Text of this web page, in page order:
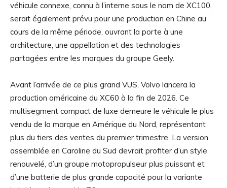
véhicule connexe, connu à l’interne sous le nom de XC100,
serait également prévu pour une production en Chine au
cours de la même période, ouvrant la porte à une
architecture, une appellation et des technologies
partagées entre les marques du groupe Geely.
Avant l’arrivée de ce plus grand VUS, Volvo lancera la
production américaine du XC60 à la fin de 2026. Ce
multisegment compact de luxe demeure le véhicule le plus
vendu de la marque en Amérique du Nord, représentant
plus du tiers des ventes du premier trimestre. La version
assemblée en Caroline du Sud devrait profiter d’un style
renouvelé, d’un groupe motopropulseur plus puissant et
d’une batterie de plus grande capacité pour la variante